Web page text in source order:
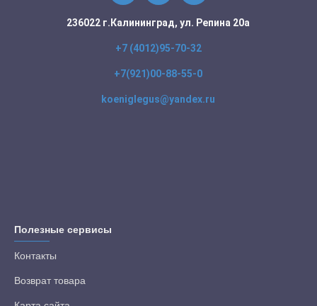
236022 г.Калининград, ул. Репина 20а
+7 (4012)95-70-32
+7(921)00-88-55-0
koeniglegus@yandex.ru
Полезные сервисы
Контакты
Возврат товара